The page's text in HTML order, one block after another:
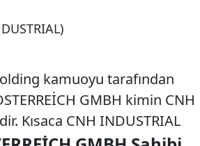
kamuoyu tarafından
GMBH kimin CNH
Kısaca CNH INDUSTRIAL